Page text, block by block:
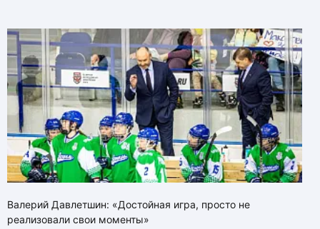
Валерий Давлетшин: «Достойная игра, просто не
реализовали свои моменты»